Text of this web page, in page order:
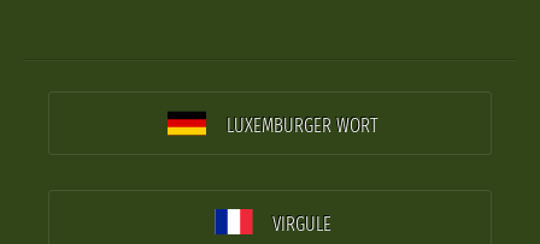
LUXEMBURGER WORT
VIRGULE